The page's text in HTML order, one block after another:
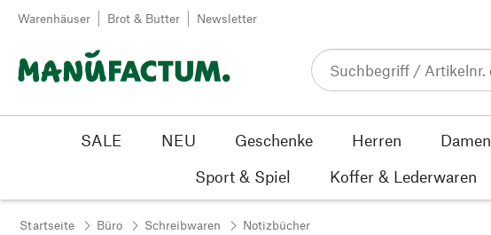
Zum Inhalt springen
Warenhäuser Brot & Butter Newsletter
SALE NEU Geschenke Herren Damen
Sport & Spiel
Koffer & Lederwaren
Startseite Büro Schreibwaren Notizbücher